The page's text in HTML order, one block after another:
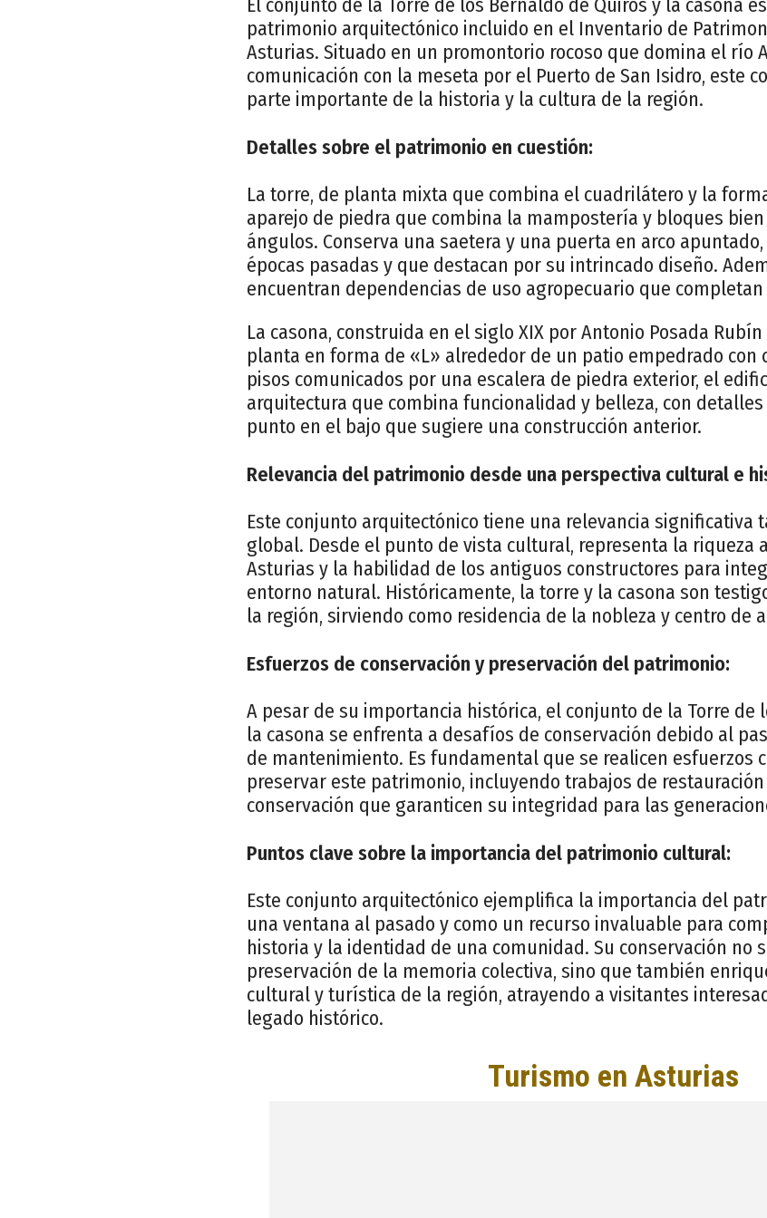
patrimonio arquitectónico incluido en el Inventario de
Asturias. Situado en un promontorio rocoso que domina el río
comunicación con la meseta por el Puerto de San Isidro, este
parte importante de la historia y la cultura de la región.
Detalles sobre el patrimonio en cuestión:
La torre, de planta mixta que combina el cuadrilátero y la
aparejo de piedra que combina la mampostería y bloques
ángulos. Conserva una saetera y una puerta en arco
épocas pasadas y que destacan por su intrincado diseño.
encuentran dependencias de uso agropecuario que
La casona, construida en el siglo XIX por Antonio Posada
planta en forma de «L» alrededor de un patio empedrado con
pisos comunicados por una escalera de piedra exterior, el
arquitectura que combina funcionalidad y belleza, con
punto en el bajo que sugiere una construcción anterior.
Relevancia del patrimonio desde una perspectiva cultural e
Este conjunto arquitectónico tiene una relevancia significativa
global. Desde el punto de vista cultural, representa la riqueza
Asturias y la habilidad de los antiguos constructores para
entorno natural. Históricamente, la torre y la casona son
la región, sirviendo como residencia de la nobleza y centro de
Esfuerzos de conservación y preservación del patrimonio:
A pesar de su importancia histórica, el conjunto de la Torre de
la casona se enfrenta a desafíos de conservación debido al
de mantenimiento. Es fundamental que se realicen esfuerzos
preservar este patrimonio, incluyendo trabajos de
conservación que garanticen su integridad para las
Puntos clave sobre la importancia del patrimonio cultural:
Este conjunto arquitectónico ejemplifica la importancia del
una ventana al pasado y como un recurso invaluable para
historia y la identidad de una comunidad. Su conservación no
preservación de la memoria colectiva, sino que también
cultural y turística de la región, atrayendo a visitantes
legado histórico.